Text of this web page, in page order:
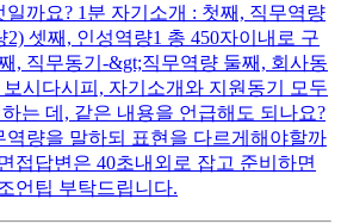
일까요? 1분 자기소개 : 첫째, 직무역량
2) 셋째, 인성역량1 총 450자이내로 구
, 직무동기-&gt;직무역량 둘째, 회사동
시다시피, 자기소개와 지원동기 모두
는 데, 같은 내용을 언급해도 되나요?
역량을 말하되 표현을 다르게해야할까
접답변은 40초내외로 잡고 준비하면
언팁 부탁드립니다.